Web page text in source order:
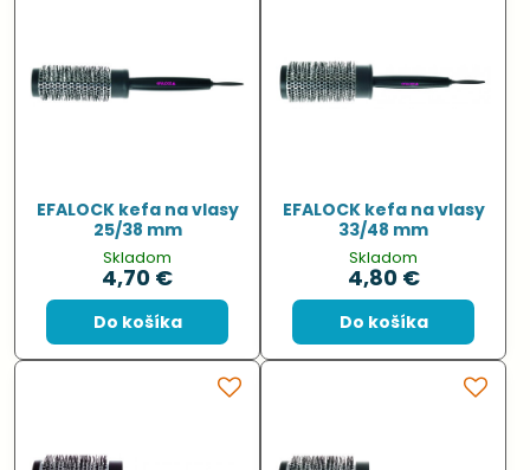
EFALOCK kefa na vlasy
25/38 mm
Skladom
4,70 €
Do košíka
EFALOCK kefa na vlasy
33/48 mm
Skladom
4,80 €
Do košíka